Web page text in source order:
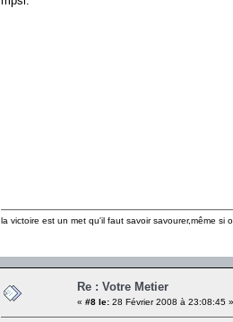
la victoire est un met qu'il faut savoir savourer,même si
Re : Votre Metier
« #8 le: 28 Février 2008 à 23:08:45 »